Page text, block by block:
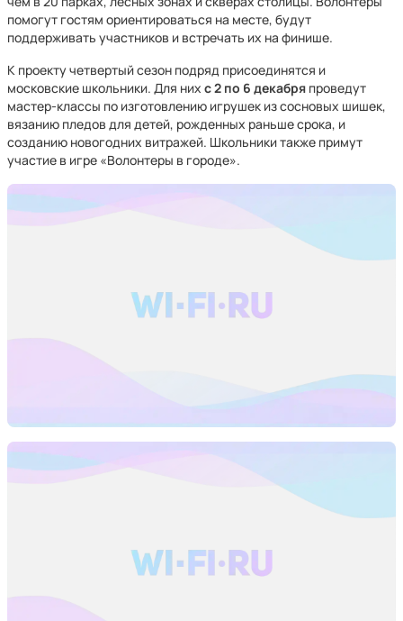
помогут гостям ориентироваться на месте, будут
поддерживать участников и встречать их на финише.
К проекту четвертый сезон подряд присоединятся и
московские школьники. Для них с 2 по 6 декабря проведут
мастер-классы по изготовлению игрушек из сосновых шишек,
вязанию пледов для детей, рожденных раньше срока, и
созданию новогодних витражей. Школьники также примут
участие в игре «Волонтеры в городе».